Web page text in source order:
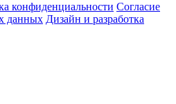
конфиденциальности Согласие
данных Дизайн и разработка